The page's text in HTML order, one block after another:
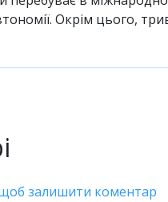
Окрім цього,
щоб залишити коментар